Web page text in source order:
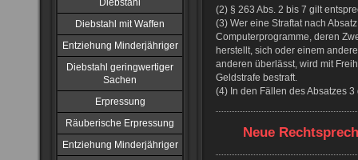
Diebstahl
Diebstahl mit Waffen
Entziehung Minderjähriger
Diebstahl geringwertiger
Sachen
Erpressung
Räuberische Erpressung
Entziehung Minderjähriger
(2) § 263 Abs. 2 bis 7 gilt
(3) Wer eine Straftat nach
Computerprogramme, deren
herstellt, sich oder einem
anderen überlässt, wird mit
Geldstrafe bestraft.
(4) In den Fällen des Absatzes
Neue